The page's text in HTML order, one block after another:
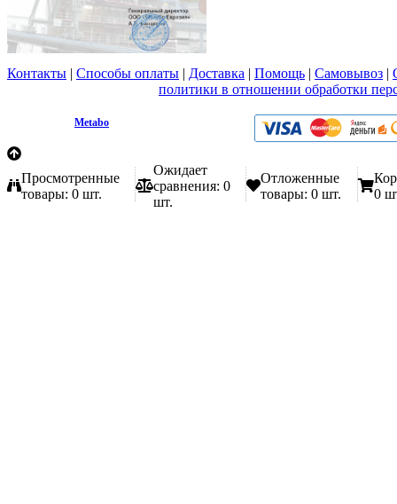
Контакты | Способы оплаты | Доставка | Помощь | Самовывоз |
политики в отношении обработки
Metabo
Просмотренные
товары: 0 шт.
Ожидает
сравнения: 0
шт.
Отложенные
товары: 0 шт.
0